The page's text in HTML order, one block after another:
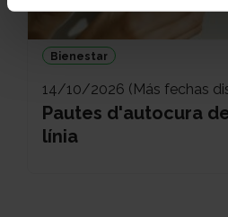
Bienestar
14/10/2026 (Más fechas
Pautes d'autocura
línia